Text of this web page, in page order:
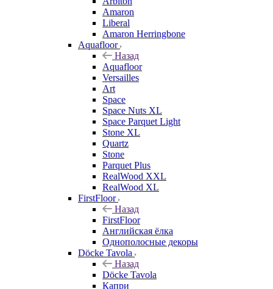
Amaron
Liberal
Amaron Herringbone
Aquafloor
Назад
Aquafloor
Versailles
Art
Space
Space Nuts XL
Space Parquet Light
Stone XL
Quartz
Stone
Parquet Plus
RealWood XXL
RealWood XL
FirstFloor
Назад
FirstFloor
Английская ёлка
Однополосные декоры
Döcke Tavola
Назад
Döcke Tavola
Капри